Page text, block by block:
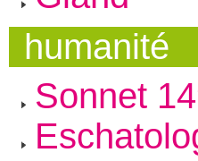
humanité
Sonnet